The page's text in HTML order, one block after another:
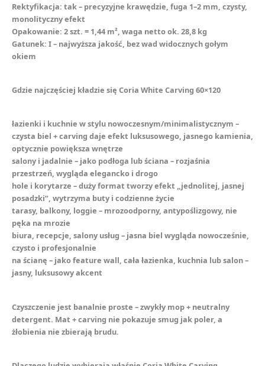
Rektyfikacja: tak – precyzyjne krawędzie, fuga 1–2 mm, czysty,
monolityczny efekt
Opakowanie: 2 szt. = 1,44 m², waga netto ok. 28,8 kg
Gatunek: I – najwyższa jakość, bez wad widocznych gołym
okiem
Gdzie najczęściej kładzie się Coria White Carving 60×120
łazienki i kuchnie w stylu nowoczesnym/minimalistycznym –
czysta biel + carving daje efekt luksusowego, jasnego kamienia,
optycznie powiększa wnętrze
salony i jadalnie – jako podłoga lub ściana – rozjaśnia
przestrzeń, wygląda elegancko i drogo
hole i korytarze – duży format tworzy efekt „jednolitej, jasnej
posadzki”, wytrzyma buty i codzienne życie
tarasy, balkony, loggie – mrozoodporny, antypoślizgowy, nie
pęka na mrozie
biura, recepcje, salony usług – jasna biel wygląda nowocześnie,
czysto i profesjonalnie
na ścianę – jako feature wall, cała łazienka, kuchnia lub salon –
jasny, luksusowy akcent
Czyszczenie jest banalnie proste – zwykły mop + neutralny
detergent. Mat + carving nie pokazuje smug jak poler, a
żłobienia nie zbierają brudu.